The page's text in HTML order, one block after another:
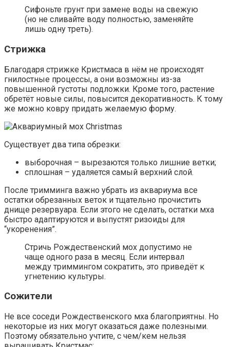
Сифоньте грунт при замене воды на свежую
(но не сливайте воду полностью, заменяйте
лишь одну треть).
Стрижка
Благодаря стрижке Кристмаса в нём не происходят
гнилостные процессы, а они возможны из-за
повышенной густоты подложки. Кроме того, растение
обретёт новые силы, повысится декоративность. К тому
же можно ковру придать желаемую форму.
Существует два типа обрезки:
выборочная – вырезаются только лишние ветки;
сплошная – удаляется самый верхний слой.
После тримминга важно убрать из аквариума все
остатки обрезанных веток и тщательно прочистить
днище резервуара. Если этого не сделать, остатки мха
быстро адаптируются и выпустят ризоиды для
“укоренения”.
Стричь Рождественский мох допустимо не
чаще одного раза в месяц. Если интервал
между триммингом сократить, это приведёт к
угнетению культуры.
Сожители
Не все соседи Рождественского мха благоприятны. Но
некоторые из них могут оказаться даже полезными.
Поэтому обязательно учтите, с чем/кем нельзя